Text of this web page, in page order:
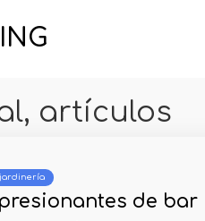
artículos
de bar